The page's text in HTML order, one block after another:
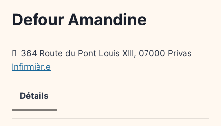
Defour Amandine
364 Route du Pont Louis XIII, 07000 Privas
Infirmièr.e
Détails